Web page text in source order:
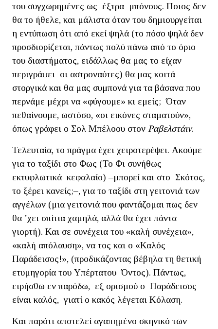
του συγχωρημένες ως έξτρα μπόνους. Ποιος δεν
θα το ήθελε, και μάλιστα όταν του δημιουργείται
η εντύπωση ότι από εκεί ψηλά (το πόσο ψηλά δεν
προσδιορίζεται, πάντως πολύ πάνω από το όριο
του διαστήματος, ειδάλλως θα μας το είχαν
περιγράψει οι αστροναύτες) θα μας κοιτά
στοργικά και θα μας συμπονά για τα βάσανα που
περνάμε μέχρι να «φύγουμε» κι εμείς; Όταν
πεθαίνουμε, ωστόσο, «οι εικόνες σταματούν»,
όπως γράφει ο Σολ Μπέλοου στον Ραβελστάιν.
Τελευταία, το πράγμα έχει χειροτερέψει. Ακούμε
για το ταξίδι στο Φως (Το Φι συνήθως
εκτυφλωτικά κεφαλαίο) –μπορεί και στο Σκότος,
το ξέρει κανείς;–, για το ταξίδι στη γειτονιά των
αγγέλων (μια γειτονιά που φαντάζομαι πως δεν
θα ’χει σπίτια χαμηλά, αλλά θα έχει πάντα
γιορτή). Και σε συνέχεια του «καλή συνέχεια»,
«καλή απόλαυση», να τος και ο «Καλός
Παράδεισος!», (προδικάζοντας βέβηλα τη θετική
ετυμηγορία του Υπέρτατου Όντος). Πάντως,
ειρήσθω εν παρόδω, εξ ορισμού ο Παράδεισος
είναι καλός, γιατί ο κακός λέγεται Κόλαση.
Και παρότι αποτελεί αγαπημένο σκηνικό των